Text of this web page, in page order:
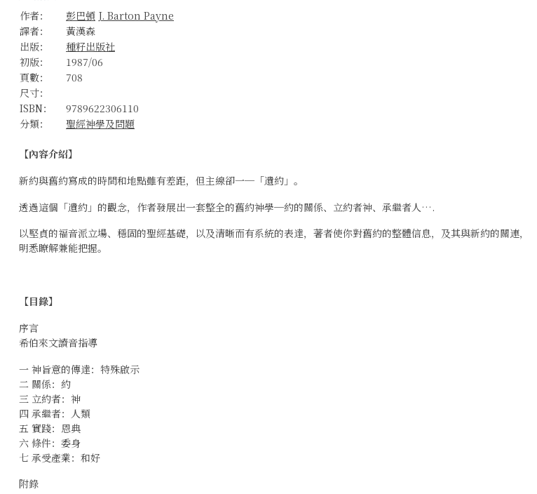
作者： 彭巴頓 J. Barton Payne
譯者：
黃漢森
出版：
種籽出版社
初版：
1987/06
頁數：
708
尺寸：
ISBN：
9789622306110
分類：
聖經神學及問題
【內容介紹】
新約與舊約寫成的時間和地點雖有差距，但主線卻一─「遺約」。
透過這個「遺約」的觀念，作者發展出一套整全的舊約神學─約的關係、立約者神、承繼者人….
以堅貞的福音派立場、穩固的聖經基礎，以及清晰而有系統的表達，著者使你對舊約的整體信息，及其與新約的關連，
明悉瞭解兼能把握。
【目錄】
序言
希伯來文讀音指導
一 神旨意的傳達：特殊啟示
二 關係：約
三 立約者：神
四 承繼者：人類
五 實踐：恩典
六 條件：委身
七 承受產業：和好
附錄